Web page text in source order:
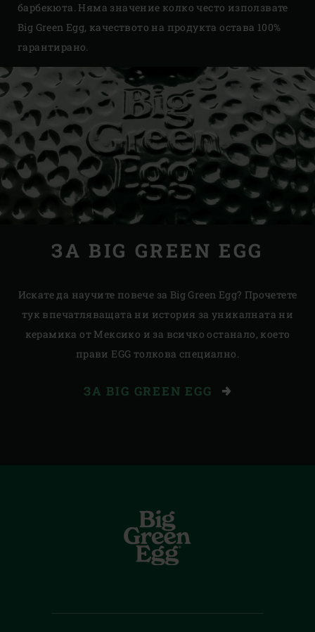
барбекюта. Няма значение колко често използвате
Big Green Egg, качеството на продукта остава 100%
гарантирано.
ЗА BIG GREEN EGG
Искате да научите повече за Big Green Egg? Прочетете
тук впечатляващата ни история за уникалната ни
керамика от Мексико и за всичко останало, което
прави EGG толкова специално.
ЗА BIG GREEN EGG